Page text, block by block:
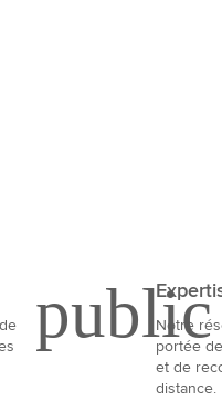
Notre
portée
et de
distance.